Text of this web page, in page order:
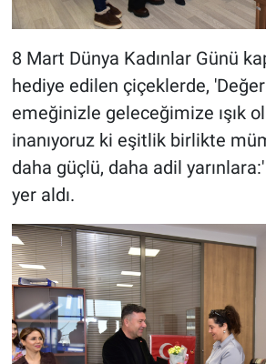
8 Mart Dünya Kadınlar Günü
hediye edilen çiçeklerde,
emeğinizle geleceğimize ışık
inanıyoruz ki eşitlik birlikte
daha güçlü, daha adil
yer aldı.